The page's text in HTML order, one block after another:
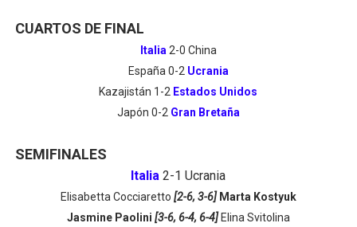
CUARTOS DE FINAL
Italia 2-0 China
España 0-2 Ucrania
Kazajistán 1-2 Estados Unidos
Japón 0-2 Gran Bretaña
SEMIFINALES
Italia 2-1 Ucrania
Elisabetta Cocciaretto [2-6, 3-6] Marta Kostyuk
Jasmine Paolini [3-6, 6-4, 6-4]Elina Svitolina